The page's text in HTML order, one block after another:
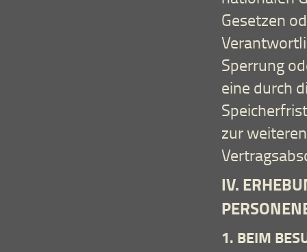
Gesetzen
Sperrung
eine durch
zur
IV.
1. BEIM